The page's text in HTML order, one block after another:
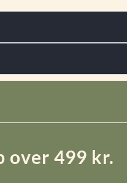
over 499 kr.